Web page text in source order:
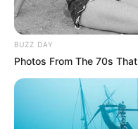
BUZZ DAY
Photos From The 70s